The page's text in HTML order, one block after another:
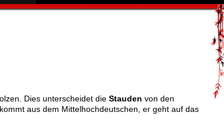
Dies unterscheidet die Stauden von den
kommt aus dem Mittelhochdeutschen, er geht auf das